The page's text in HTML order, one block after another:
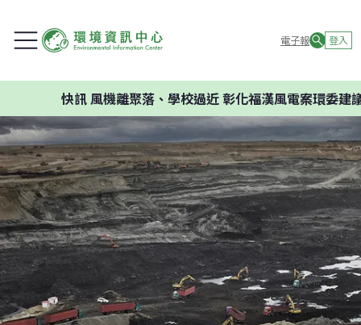
電子報 登入
風機離聚落、學校過近 彰化福漢風電案環委建議不